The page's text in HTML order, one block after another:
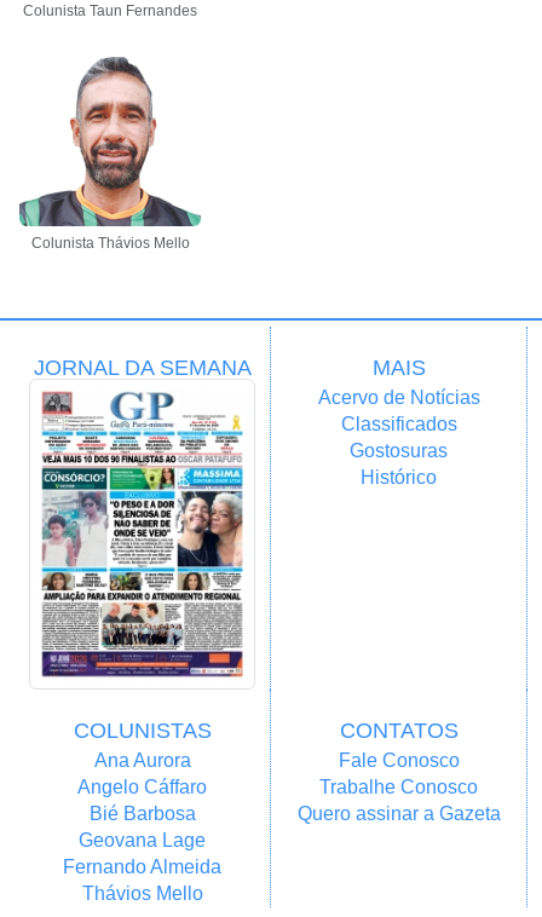
Colunista Taun Fernandes
Colunista Thávios Mello
JORNAL DA SEMANA MAIS
Acervo de Notícias
Classificados
Gostosuras
Histórico
COLUNISTAS
Ana Aurora
Angelo Cáffaro
Bié Barbosa
Geovana Lage
Fernando Almeida
Thávios Mello
CONTATOS
Fale Conosco
Trabalhe Conosco
Quero assinar a Gazeta